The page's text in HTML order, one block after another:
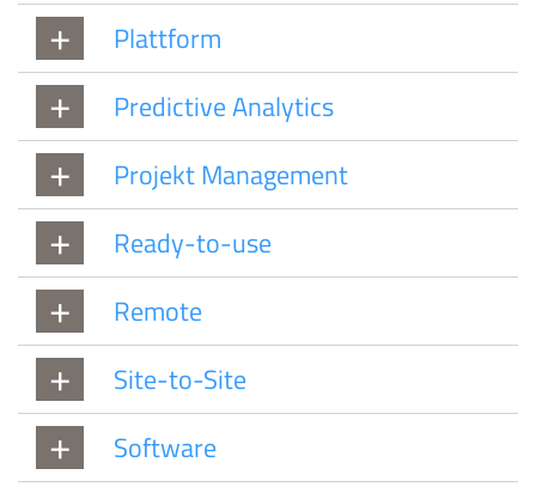
Plattform
Predictive Analytics
Projekt Management
Ready-to-use
Remote
Site-to-Site
Software